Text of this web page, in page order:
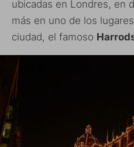
ubicadas en Londres, en
más en uno de los
ciudad, el famoso